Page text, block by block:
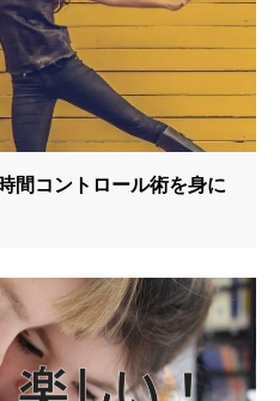
間コントロール術を身に